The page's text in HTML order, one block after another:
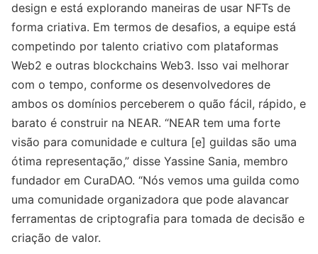
design e está explorando maneiras de usar NFTs de
forma criativa. Em termos de desafios, a equipe está
competindo por talento criativo com plataformas
Web2 e outras blockchains Web3. Isso vai melhorar
com o tempo, conforme os desenvolvedores de
ambos os domínios perceberem o quão fácil, rápido, e
barato é construir na NEAR. “NEAR tem uma forte
visão para comunidade e cultura [e] guildas são uma
ótima representação,” disse Yassine Sania, membro
fundador em CuraDAO. “Nós vemos uma guilda como
uma comunidade organizadora que pode alavancar
ferramentas de criptografia para tomada de decisão e
criação de valor.